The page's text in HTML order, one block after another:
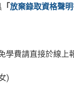
「放棄錄取資格聲
學費請直接於線上
)